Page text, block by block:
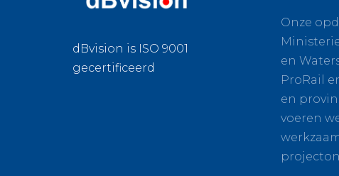
dBvision is ISO 9001
gecertificeerd
Onze
en
ProRail
en
voeren